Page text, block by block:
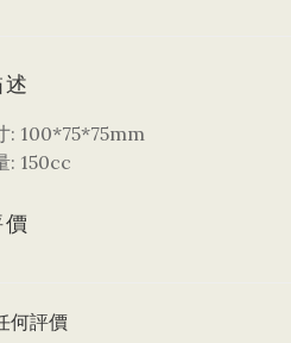
: 100*75*75mm
: 150cc
何評價